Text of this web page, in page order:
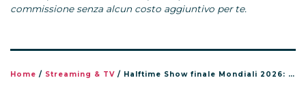
commissione senza alcun costo aggiuntivo per te.
Home / Streaming & TV / Halftime Show finale Mondiali 2026: orario, dove vederlo e chi canta